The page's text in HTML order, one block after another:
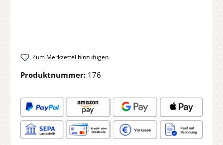
Zum Merkzettel hinzufügen
Produktnummer: 176